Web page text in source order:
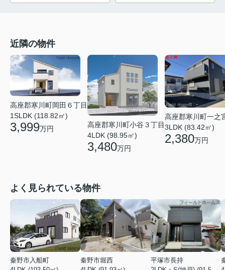
近隣の物件
高座郡寒川町岡田６丁目
1SLDK (118.82㎡)
3,999万円
高座郡寒川町小谷３丁目
4LDK (98.95㎡)
3,480万円
高座郡寒川町一之
3LDK (83.42㎡)
2,380万円
よく見られている物件
秦野市入船町
秦野市堀西
平塚市長持